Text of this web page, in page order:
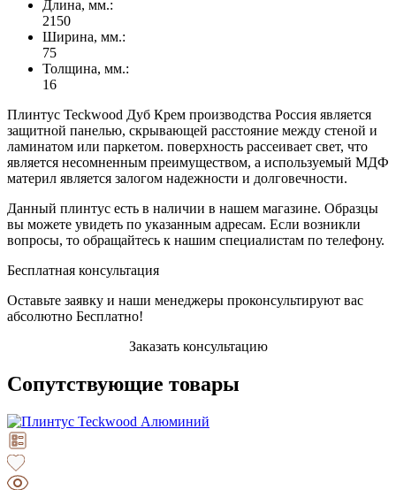
Длина, мм.:
2150
Ширина, мм.:
75
Толщина, мм.:
16
Плинтус Teckwood Дуб Крем производства Россия является
защитной панелью, скрывающей расстояние между стеной и
ламинатом или паркетом. поверхность рассеивает свет, что
является несомненным преимуществом, а используемый МДФ
материл является залогом надежности и долговечности.
Данный плинтус есть в наличии в нашем магазине. Образцы
вы можете увидеть по указанным адресам. Если возникли
вопросы, то обращайтесь к нашим специалистам по телефону.
Бесплатная консультация
Оставьте заявку и наши менеджеры проконсультируют вас
абсолютно Бесплатно!
Заказать консультацию
Сопутствующие товары